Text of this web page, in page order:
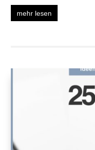
mehr lesen